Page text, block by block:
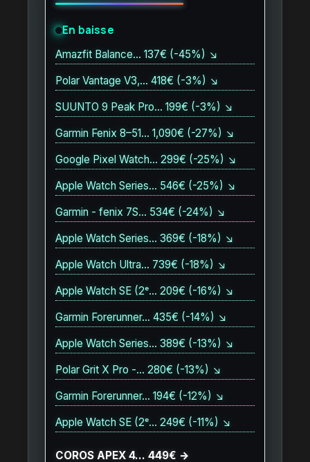
En baisse
Amazfit Balance… 137€ (-45%) ↘
Polar Vantage V3,… 418€ (-3%) ↘
SUUNTO 9 Peak Pro… 199€ (-3%) ↘
Garmin Fenix 8–51… 1,090€ (-27%) ↘
Google Pixel Watch… 299€ (-25%) ↘
Apple Watch Series… 546€ (-25%) ↘
Garmin - fenix 7S… 534€ (-24%) ↘
Apple Watch Series… 369€ (-18%) ↘
Apple Watch Ultra… 739€ (-18%) ↘
Apple Watch SE (2ᵉ… 209€ (-16%) ↘
Garmin Forerunner… 435€ (-14%) ↘
Apple Watch Series… 389€ (-13%) ↘
Polar Grit X Pro -… 280€ (-13%) ↘
Garmin Forerunner… 194€ (-12%) ↘
Apple Watch SE (2ᵉ… 249€ (-11%) ↘
COROS APEX 4… 449€ →